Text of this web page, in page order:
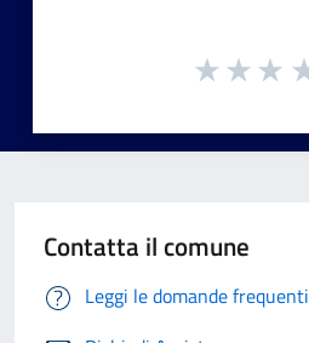
Contatta il comune
Leggi le domande frequenti